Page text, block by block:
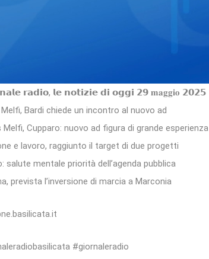
𝗿𝗮𝗱𝗶𝗼, 𝗹𝗲 𝗻𝗼𝘁𝗶𝘇𝗶𝗲 𝗱𝗶 𝗼𝗴𝗴𝗶 𝟮𝟵 𝐦𝐚𝐠𝐠𝐢𝐨 𝟮𝟬𝟮𝟱
Bardi chiede un incontro al nuovo ad
Melfi, Cupparo: nuovo ad figura di grande esperienza
e lavoro, raggiunto il target di due progetti
salute mentale priorità dell’agenda pubblica
prevista l’inversione di marcia a Marconia
#giornaleradio